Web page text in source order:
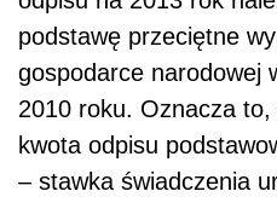
podstawę przeciętne
gospodarce narodowej
2010 roku. Oznacza
kwota odpisu
– stawka świadczenia